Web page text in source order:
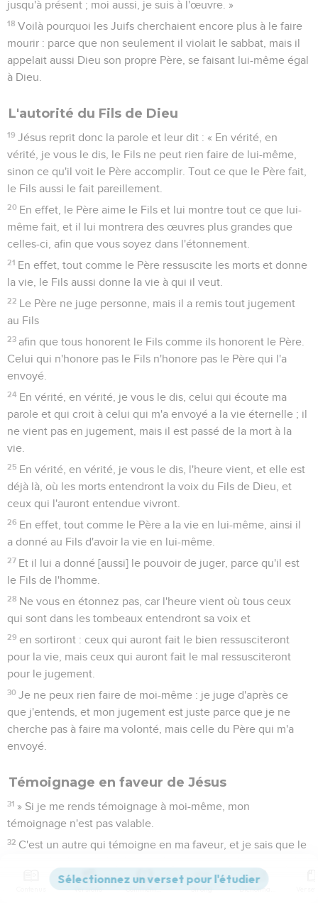
13
Mais celui qui avait été guéri ne savait pas qui c'était, car
Jésus avait disparu dans la foule qui était à cet endroit.
Quelque temps plus tard, Jésus le retrouva dans le temple
et lui dit : « Te voilà guéri. Ne pèche plus, de peur qu'il ne
Cet homme s'en alla annoncer aux Juifs que c'était Jésus
C'est pourquoi les Juifs poursuivaient Jésus [et
cherchaient à le faire mourir], parce qu'il avait fait cela le jour
du sabbat.
jusqu'à présent ; moi aussi, je suis à l'œuvre. »
Voilà pourquoi les Juifs cherchaient encore plus à le faire
mourir : parce que non seulement il violait le sabbat, mais il
appelait aussi Dieu son propre Père, se faisant lui-même égal
à Dieu.
L'autorité du Fils de Dieu
Jésus reprit donc la parole et leur dit : « En vérité, en
vérité, je vous le dis, le Fils ne peut rien faire de lui-même,
sinon ce qu'il voit le Père accomplir. Tout ce que le Père fait,
le Fils aussi le fait pareillement.
20
En effet, le Père aime le Fils et lui montre tout ce que lui-
même fait, et il lui montrera des œuvres plus grandes que
En effet, tout comme le Père ressuscite les morts et donne
la vie, le Fils aussi donne la vie à qui il veut.
Celui qui n'honore pas le Fils n'honore pas le Père qui l'a
En vérité, en vérité, je vous le dis, celui qui écoute ma
parole et qui croit à celui qui m'a envoyé a la vie éternelle ; il
ne vient pas en jugement, mais il est passé de la mort à la
vie.
25
En vérité, en vérité, je vous le dis, l'heure vient, et elle est
déjà là, où les morts entendront la voix du Fils de Dieu, et
ceux qui l'auront entendue vivront.
En effet, tout comme le Père a la vie en lui-même, ainsi il
a donné au Fils d'avoir la vie en lui-même.
Et il lui a donné [aussi] le pouvoir de juger, parce qu'il est
Ne vous en étonnez pas, car l'heure vient où tous ceux
qui sont dans les tombeaux entendront sa voix et
en sortiront : ceux qui auront fait le bien ressusciteront
pour la vie, mais ceux qui auront fait le mal ressusciteront
pour le jugement.
Versions Commentaires Strong